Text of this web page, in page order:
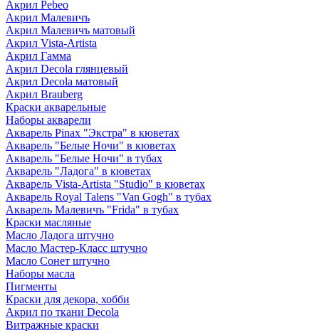
Акрил Pebeo
Акрил Малевичъ
Акрил Малевичъ матовый
Акрил Vista-Artista
Акрил Гамма
Акрил Decola глянцевый
Акрил Decola матовый
Акрил Brauberg
Краски акварельные
Наборы акварели
Акварель Pinax "Экстра" в кюветах
Акварель "Белые Ночи" в кюветах
Акварель "Белые Ночи" в тубах
Акварель "Ладога" в кюветах
Акварель Vista-Artista "Studio" в кюветах
Акварель Royal Talens "Van Gogh" в тубах
Акварель Малевичъ "Frida" в тубах
Краски масляные
Масло Ладога штучно
Масло Мастер-Класс штучно
Масло Сонет штучно
Наборы масла
Пигменты
Краски для декора, хобби
Акрил по ткани Decola
Витражные краски